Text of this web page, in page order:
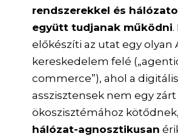
rendszerekkel és
együtt tudjanak működni.
előkészíti az utat egy olyan
kereskedelem felé
commerce”), ahol a digitális
asszisztensek nem egy zárt
ökoszisztémához
hálózat-agnosztikusan